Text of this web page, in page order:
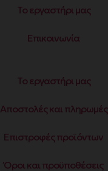
Το εργαστήρι μας
Επικοινωνία
Το εργαστήρι μας
Αποστολές και πληρωμές
Επιστροφές προϊόντων
Όροι και προϋποθέσεις